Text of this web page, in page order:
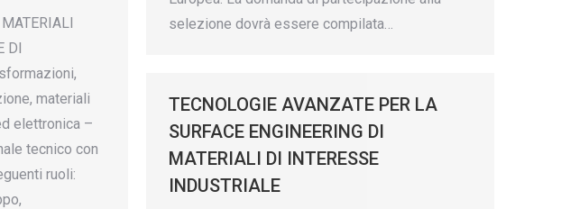
selezione dovrà essere compilata…
DI
materiali
elettronica –
tecnico con
ruoli:
TECNOLOGIE AVANZATE PER LA
SURFACE ENGINEERING DI
MATERIALI DI INTERESSE
INDUSTRIALE